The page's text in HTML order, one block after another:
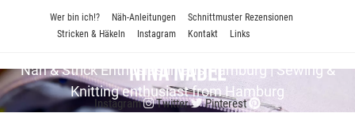
Wer bin ich!? Näh-Anleitungen
Schnittmuster Rezensionen
Stricken & Häkeln
Instagram Kontakt Links
Nina Nadel
Näh & Strick En­thu­si­as­tin aus Hamburg | Sewing &
Knitting enthusiast from Hamburg
Instagram Twitter Pinterest